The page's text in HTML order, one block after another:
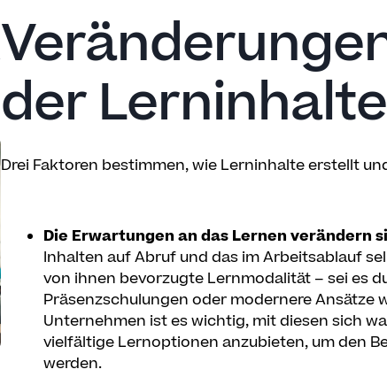
der Lerninhalte
Drei Faktoren bestimmen, wie Lerninhalte erstellt
Die Erwartungen an das Lernen verändern
Inhalten auf Abruf und das im Arbeitsablauf
von ihnen bevorzugte Lernmodalität – sei es
Präsenzschulungen oder modernere Ansätze
Unternehmen ist es wichtig, mit diesen sich
vielfältige Lernoptionen anzubieten, um den
werden.